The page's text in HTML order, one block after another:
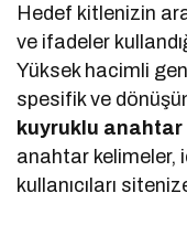
Hedef kitlenizin
ve ifadeler
Yüksek hacimli
spesifik ve
kuyruklu anahtar
anahtar kelimeler,
kullanıcıları